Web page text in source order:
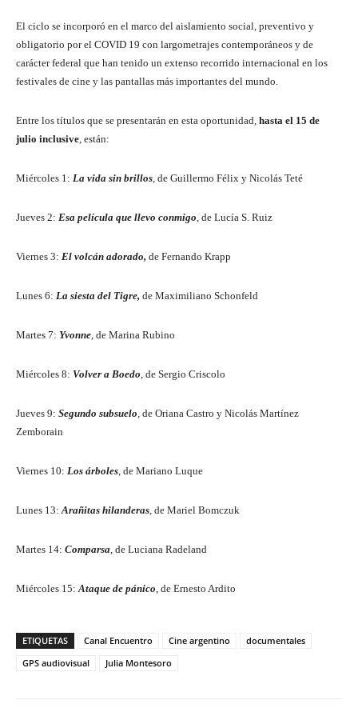
El ciclo se incorporó en el marco del aislamiento social, preventivo y
obligatorio por el COVID 19 con largometrajes contemporáneos y de
carácter federal que han tenido un extenso recorrido internacional en los
festivales de cine y las pantallas más importantes del mundo.
Entre los títulos que se presentarán en esta oportunidad, hasta el 15 de
julio inclusive , están:
Miércoles 1: La vida sin brillos , de Guillermo Félix y Nicolás Teté
Jueves 2: Esa película que llevo conmigo , de Lucía S. Ruiz
Viernes 3: El volcán adorado, de Fernando Krapp
Lunes 6: La siesta del Tigre, de Maximiliano Schonfeld
Martes 7: Yvonne , de Marina Rubino
Miércoles 8: Volver a Boedo , de Sergio Criscolo
Jueves 9: Segundo subsuelo de Oriana Castro y Nicolás Martínez
Zemborain
Viernes 10: Los árboles , de Mariano Luque
Lunes 13: Arañitas hilanderas , de Mariel Bomczuk
Martes 14: Comparsa , de Luciana Radeland
Miércoles 15: Ataque de pánico , de Ernesto Ardito
ETIQUETAS Canal Encuentro Cine argentino
documentales
GPS audiovisual
Julia Montesoro